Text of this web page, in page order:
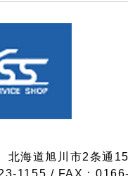
海道旭川市2条通
1155 / FAX：